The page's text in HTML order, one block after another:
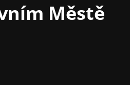
Městě